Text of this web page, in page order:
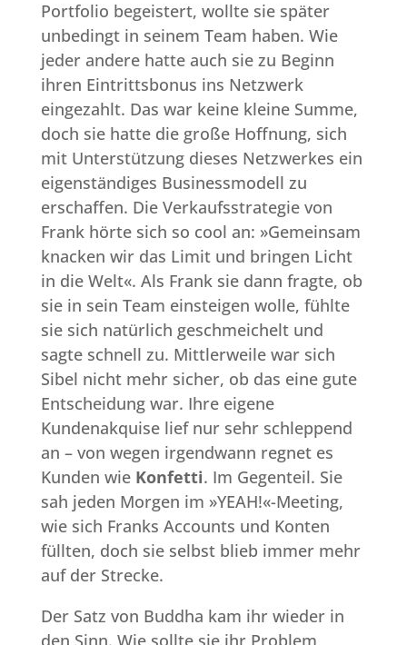
Portfolio begeistert, wollte sie später
unbedingt in seinem Team haben. Wie
jeder andere hatte auch sie zu Beginn
ihren Eintrittsbonus ins Netzwerk
eingezahlt. Das war keine kleine Summe,
doch sie hatte die große Hoffnung, sich
mit Unterstützung dieses Netzwerkes ein
eigenständiges Businessmodell zu
erschaffen. Die Verkaufsstrategie von
Frank hörte sich so cool an: »Gemeinsam
knacken wir das Limit und bringen Licht
in die Welt«. Als Frank sie dann fragte, ob
sie in sein Team einsteigen wolle, fühlte
sie sich natürlich geschmeichelt und
sagte schnell zu. Mittlerweile war sich
Sibel nicht mehr sicher, ob das eine gute
Entscheidung war. Ihre eigene
Kundenakquise lief nur sehr schleppend
an – von wegen irgendwann regnet es
Kunden wie Konfetti. Im Gegenteil. Sie
sah jeden Morgen im »YEAH!«-Meeting,
wie sich Franks Accounts und Konten
füllten, doch sie selbst blieb immer mehr
auf der Strecke.
Der Satz von Buddha kam ihr wieder in